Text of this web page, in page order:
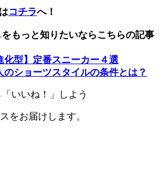
コチラへ！
もっと知りたいならこちらの記事
化型】定番スニーカー４選
ショーツスタイルの条件とは？
いいね！」しよう
をお届けします。